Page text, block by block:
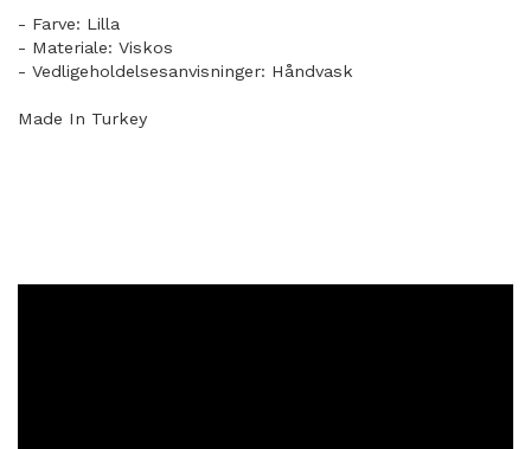
- Farve: Lilla
- Materiale: Viskos
- Vedligeholdelsesanvisninger: Håndvask
Made In Turkey